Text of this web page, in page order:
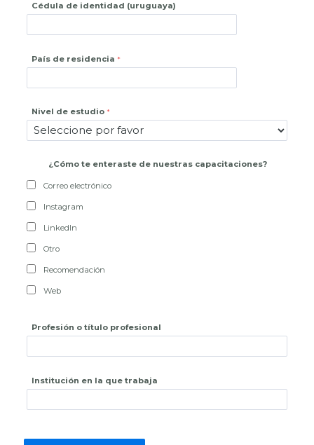
Cédula de identidad (uruguaya)
País de residencia
Nivel de estudio
¿Cómo te enteraste de nuestras capacitaciones?
Correo electrónico
Instagram
LinkedIn
Otro
Recomendación
Web
Profesión o título profesional
Institución en la que trabaja